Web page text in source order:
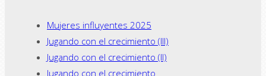
Mujeres influyentes 2025
Jugando con el crecimiento (III)
Jugando con el crecimiento (II)
Jugando con el crecimiento